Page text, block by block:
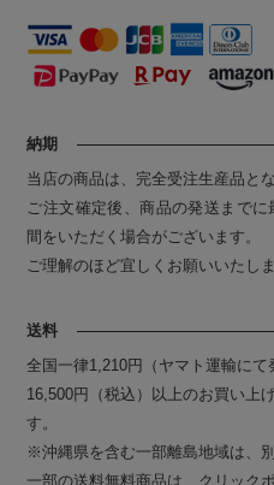
納期
当店の商品は、完全受注生産品とな
ご注文確定後、商品の発送まで
間をいただく場合がございます。
ご理解のほど宜しくお願いいたしま
送料
全国一律1,210円（ヤマト運輸にて
16,500円（税込）以上のお買い上
す。
※沖縄県を含む一部離島地域は、
一部の送料無料商品は、クリック